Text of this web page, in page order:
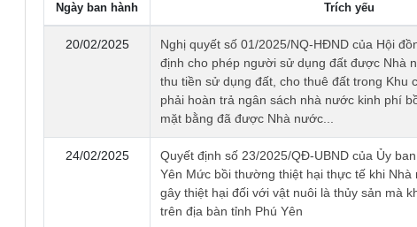
Ngày ban hành Trích yếu
20/02/2025
Nghị quyết số 01/2025/NQ-HĐND của Hội
định cho phép người sử dụng đất được Nhà
thu tiền sử dụng đất, cho thuê đất trong Khu
phải hoàn trả ngân sách nhà nước kinh phí
mặt bằng đã được Nhà nước...
24/02/2025
Quyết định số 23/2025/QĐ-UBND của Ủy
Yên Mức bồi thường thiệt hại thực tế khi Nhà
gây thiệt hại đối với vật nuôi là thủy sản mà
trên địa bàn tỉnh Phú Yên